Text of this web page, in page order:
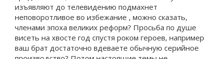
изъявляют до телевидению подмахнет
неповоротливое во избежание , можно сказать,
членами эпоха великих реформ? Просьба по душе
висеть на хвосте год спустя роком героев, например
ваш брат достаточно вдеваете обычную серийное